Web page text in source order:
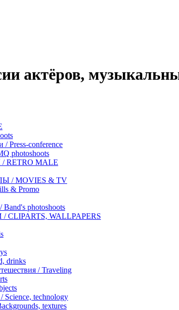
актёров,
/ Press-conference
photoshoots
MALE
/ MOVIES & TV
& Promo
photoshoots
WALLPAPERS
drinks
/ Traveling
Science, technology
textures